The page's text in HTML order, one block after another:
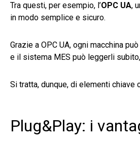
Tra questi, per esempio, l’OPC UA,
in modo semplice e sicuro.
Grazie a OPC UA, ogni macchina
e il sistema MES può leggerli
Si tratta, dunque, di elementi
Plug&Play: i